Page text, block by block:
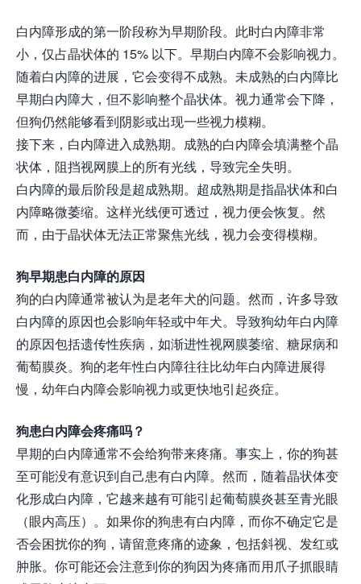
白内障形成的第一阶段称为早期阶段。此时白内障非常
小，仅占晶状体的 15% 以下。早期白内障不会影响视力。
随着白内障的进展，它会变得不成熟。未成熟的白内障比
早期白内障大，但不影响整个晶状体。视力通常会下降，
但狗仍然能够看到阴影或出现一些视力模糊。
接下来，白内障进入成熟期。成熟的白内障会填满整个晶
状体，阻挡视网膜上的所有光线，导致完全失明。
白内障的最后阶段是超成熟期。超成熟期是指晶状体和白
内障略微萎缩。这样光线便可透过，视力便会恢复。然
而，由于晶状体无法正常聚焦光线，视力会变得模糊。
狗早期患白内障的原因
狗的白内障通常被认为是老年犬的问题。然而，许多导致
白内障的原因也会影响年轻或中年犬。导致狗幼年白内障
的原因包括遗传性疾病，如渐进性视网膜萎缩、糖尿病和
葡萄膜炎。狗的老年性白内障往往比幼年白内障进展得
慢，幼年白内障会影响视力或更快地引起炎症。
狗患白内障会疼痛吗？
早期的白内障通常不会给狗带来疼痛。事实上，你的狗甚
至可能没有意识到自己患有白内障。然而，随着晶状体变
化形成白内障，它越来越有可能引起葡萄膜炎甚至青光眼
（眼内高压）。如果你的狗患有白内障，而你不确定它是
否会困扰你的狗，请留意疼痛的迹象，包括斜视、发红或
肿胀。你可能还会注意到你的狗因为疼痛而用爪子抓眼睛